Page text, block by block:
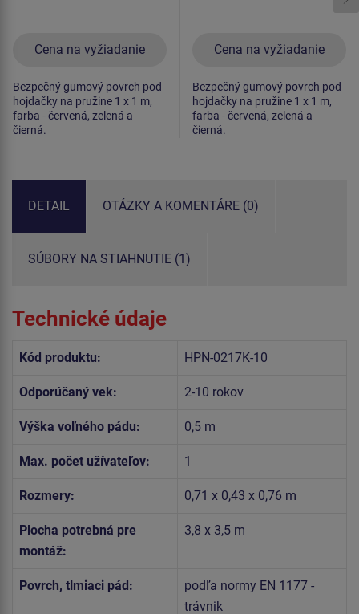
Cena na vyžiadanie
Bezpečný gumový povrch pod
hojdačky na pružine 1 x 1 m,
farba - červená, zelená a
čierná.
Cena na vyžiadanie
Bezpečný gumový povrch pod
hojdačky na pružine 1 x 1 m,
farba - červená, zelená a
čierná.
DETAIL OTÁZKY A KOMENTÁRE (0)
SÚBORY NA STIAHNUTIE (1)
Technické údaje
Kód produktu: HPN-0217K-10
Odporúčaný vek: 2-10 rokov
Výška voľného pádu: 0,5 m
Max. počet užívateľov: 1
Rozmery: 0,71 x 0,43 x 0,76 m
Plocha potrebná pre
montáž:
3,8 x 3,5 m
Povrch, tlmiaci pád:
podľa normy EN 1177 -
trávnik